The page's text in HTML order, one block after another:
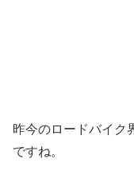
昨今のロードバイク
ですね。